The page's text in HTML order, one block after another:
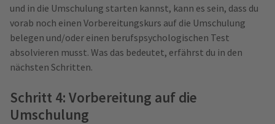
und in die Umschulung starten kannst, kann es sein, dass du
vorab noch einen Vorbereitungskurs auf die Umschulung
belegen und/oder einen berufspsychologischen Test
absolvieren musst. Was das bedeutet, erfährst du in den
nächsten Schritten.
Schritt 4: Vorbereitung auf die
Umschulung